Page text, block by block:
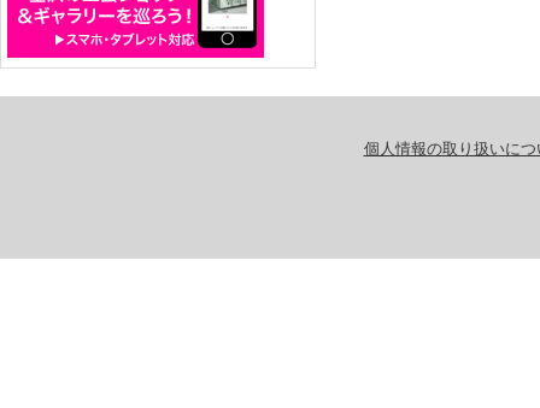
個人情報の取り扱いにつ